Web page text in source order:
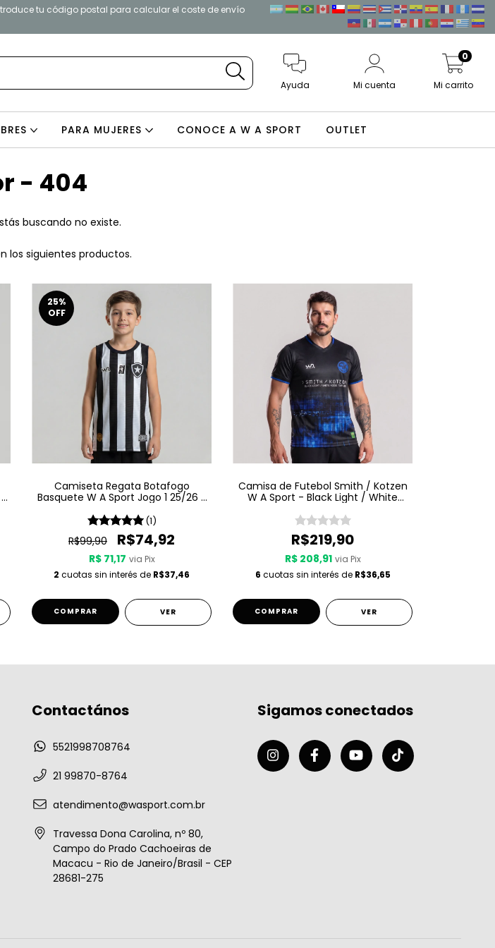
tu código postal para calcular el coste de envío
Ayuda Mi cuenta Mi carrito
0
PARA MUJERES CONOCE A W A SPORT OUTLET
- 404
buscando no existe.
los siguientes productos.
-
25%
OFF
Camiseta Regata Botafogo
Basquete W A Sport Jogo 1 25/26 -
(1)
R$99,90 R$74,92
R$ 71,17 via Pix
2 cuotas sin interés de R$37,46
COMPRAR VER
Camisa de Futebol Smith / Kotzen
W A Sport - Black Light / White
R$219,90
R$ 208,91 via Pix
6 cuotas sin interés de R$36,65
COMPRAR VER
Contactános
5521998708764
21 99870-8764
atendimento@wasport.com.br
Travessa Dona Carolina, nº 80,
Campo do Prado Cachoeiras de
Macacu - Rio de Janeiro/Brasil - CEP
28681-275
Sigamos conectados